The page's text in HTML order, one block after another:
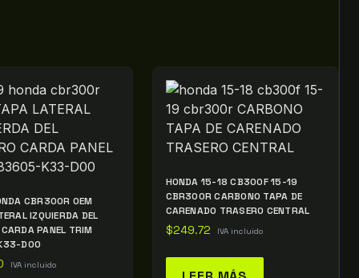
CBR300R OEM
IZQUIERDA DEL
PANEL TRIM
D00
IVA incluido
HONDA 15-18 CB300F 15-19
CBR300R CARBONO TAPA DE
CARENADO TRASERO CENTRAL
$249.72 IVA incluido